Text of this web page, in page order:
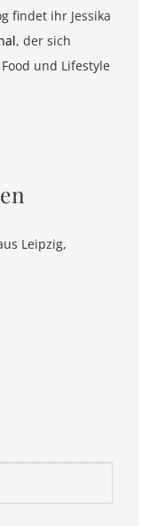
findet ihr Jessika
, der sich
und Lifestyle
Leipzig,